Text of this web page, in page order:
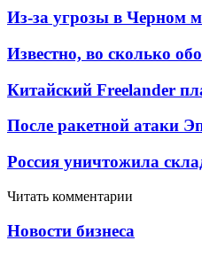
Из-за угрозы в Черном
Известно, во сколько
Китайский Freelander
После ракетной атаки
Россия уничтожила
Читать комментарии
Новости бизнеса